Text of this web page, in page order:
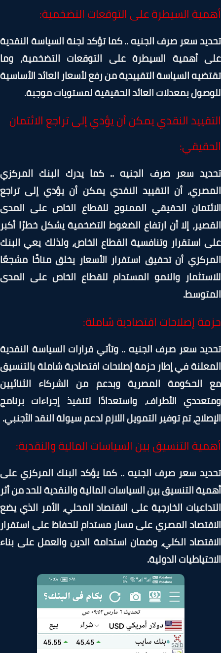
السيطرة على التوقعات التضخمية:
سعر صرف الجنيه .. كما تؤكد لجنة السياسة النقدية
أهمية السيطرة على التوقعات التضخمية، وما
السياسة التقييدية من رفع لأسعار العائد الأساسية
بمعدلات العائد الحقيقية لمستويات موجبة.
النقدي يمكن أن يؤدي إلى تراجع الائتمان
سعر صرف الجنيه .. كما يدرك البنك المركزي
أن التقييد النقدي يمكن أن يؤدي إلى تراجع
الحقيقي الممنوح للقطاع الخاص على المدى
إلا أن ارتفاع الضغوط التضخمية يشكل خطرًا أكبر
استقرار وتنافسية القطاع الخاص، ولذلك يعي البنك
أن تحقيق استقرار الأسعار يخلق مناخًا مشجعًا
والنمو المستدام للقطاع الخاص على المدى
إصلاحات اقتصادية شاملة:
سعر صرف الجنيه .. وتأتي قرارات السياسة النقدية
في إطار حزمة إصلاحات اقتصادية شاملة بالتنسيق
الحكومة المصرية وبدعم من الشركاء الثنائيين
الأطراف، واستعدادًا لتنفيذ إجراءات برنامج
تم توفير التمويل اللازم لدعم سيولة النقد الأجنبي.
التنسيق بين السياسات المالية والنقدية:
سعر صرف الجنيه .. كما يؤكد البنك المركزي على
التنسيق بين السياسات المالية والنقدية للحد من أثر
الخارجية على الاقتصاد المحلي، الأمر الذي يضع
المصري على مسار مستدام للحفاظ على استقرار
الكلي، وضمان استدامة الدين والعمل على بناء
الدولية.